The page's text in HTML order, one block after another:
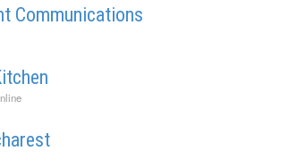
Communications